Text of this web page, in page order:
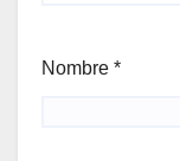
Nombre *